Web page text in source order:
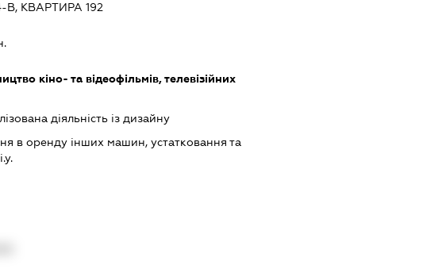
КВАРТИРА 192
кіно- та відеофільмів, телевізійних
діяльність із дизайну
в оренду інших машин, устатковання та